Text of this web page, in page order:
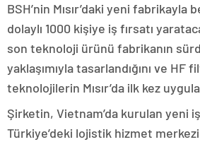
BSH’nin Mısır’daki yeni
dolaylı 1000 kişiye iş fırsatı
son teknoloji ürünü fabrikanın
yaklaşımıyla tasarlandığını ve HF
teknolojilerin Mısır’da ilk kez
Şirketin, Vietnam’da kurulan yeni
Türkiye’deki lojistik hizmet